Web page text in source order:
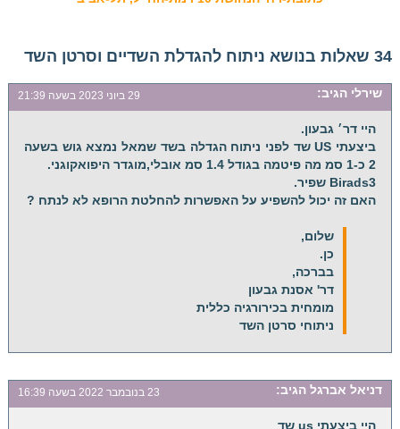
34 שאלות בנושא ניתוח להגדלת השדיים וסרטן השד
שירלי הגיב: 29 ביוני 2023 בשעה 21:39
היי דר׳ גבעון.
ביצעתי US שד לפני ניתוח הגדלה בשד שמאל נמצא גוש בשעה
2 כ-1 סמ מה פיטמה בגודל 1.4 סמ אובלי,מוגדר היפואקוגני.
Birads3 שפיר.
האם זה יכול להשפיע על האפשרות להחלטת הרופא לא לנתח ?
שלום,
כן.
בברכה,
דר' אסנת גבעון
מומחית בכירורגיה כללית
ניתוחי סרטן השד
דניאל אברגל הגיב: 23 בנובמבר 2022 בשעה 16:39
היי ביצעתי us שד